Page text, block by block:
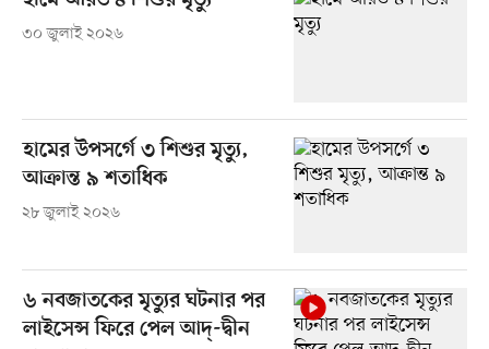
৩০ জুলাই ২০২৬
হামের উপসর্গে ৩ শিশুর মৃত্যু,
আক্রান্ত ৯ শতাধিক
২৮ জুলাই ২০২৬
৬ নবজাতকের মৃত্যুর ঘটনার পর
লাইসেন্স ফিরে পেল আদ্-দ্বীন